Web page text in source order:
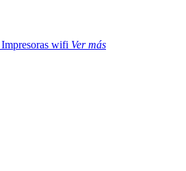
Impresoras wifi Ver más